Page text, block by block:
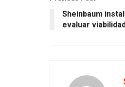
Sheinbaum
evaluar